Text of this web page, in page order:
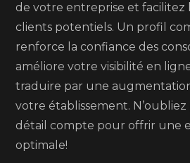
de votre entreprise et facilitez
clients potentiels. Un profil
renforce la confiance des
améliore votre visibilité en
traduire par une
votre établissement.
détail compte pour offrir une
optimale!